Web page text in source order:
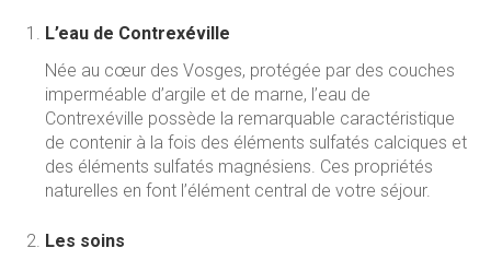
L’eau de Contrexéville
Née au cœur des Vosges, protégée par des couches
imperméable d’argile et de marne, l’eau de
Contrexéville possède la remarquable caractéristique
de contenir à la fois des éléments sulfatés calciques et
des éléments sulfatés magnésiens. Ces propriétés
naturelles en font l’élément central de votre séjour.
Les soins